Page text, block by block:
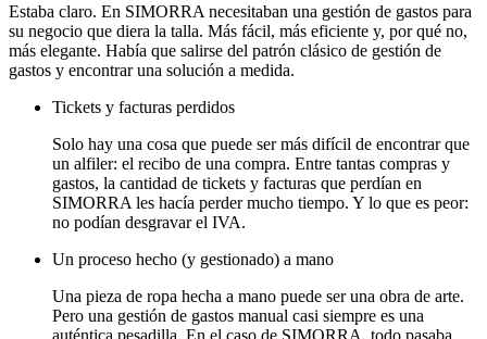
Estaba claro. En SIMORRA necesitaban una gestión de gastos para
su negocio que diera la talla. Más fácil, más eficiente y, por qué no,
más elegante. Había que salirse del patrón clásico de gestión de
gastos y encontrar una solución a medida.
Tickets y facturas perdidos
Solo hay una cosa que puede ser más difícil de encontrar que
un alfiler: el recibo de una compra. Entre tantas compras y
gastos, la cantidad de tickets y facturas que perdían en
SIMORRA les hacía perder mucho tiempo. Y lo que es peor:
no podían desgravar el IVA.
Un proceso hecho (y gestionado) a mano
Una pieza de ropa hecha a mano puede ser una obra de arte.
Pero una gestión de gastos manual casi siempre es una
auténtica pesadilla. En el caso de SIMORRA, todo pasaba